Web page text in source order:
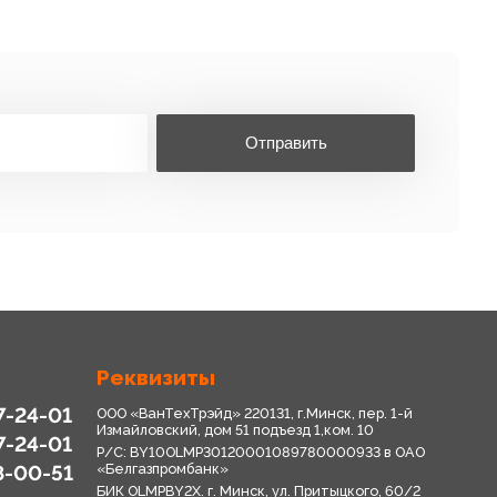
Отправить
24-01
24-01
00-51
Реквизиты
ООО «ВанТехТрэйд» 220131, г.Минск, пер. 1-й
Измайловский, дом 51 подъезд 1,ком. 10
Р/С: BY10OLMP30120001089780000933 в OАО
«Белгазпромбанк»
БИК OLMPBY2X. г. Минск, ул. Притыцкого, 60/2